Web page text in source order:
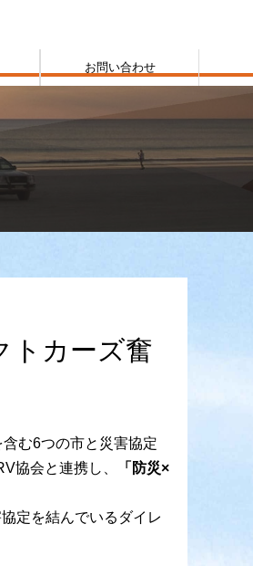
お問い合わせ
トカーズ奮
む6つの市と災害協定
協会と連携し、
「防災×
定を結んでいるダイレ